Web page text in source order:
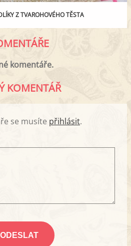
Z TVAROHOVÉHO TĚSTA
komentáře.
KOMENTÁŘ
se musíte přihlásit.